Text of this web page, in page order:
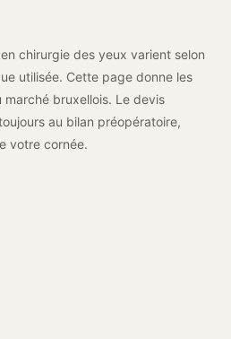
chirurgie des yeux varient selon
utilisée. Cette page donne les
bruxellois. Le devis
au bilan préopératoire,
votre cornée.